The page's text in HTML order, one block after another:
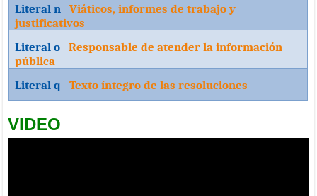
Literal n Viáticos, informes de trabajo y
justificativos
Literal oResponsable de atender la información
pública
Literal q
Texto íntegro de las resoluciones
VIDEO